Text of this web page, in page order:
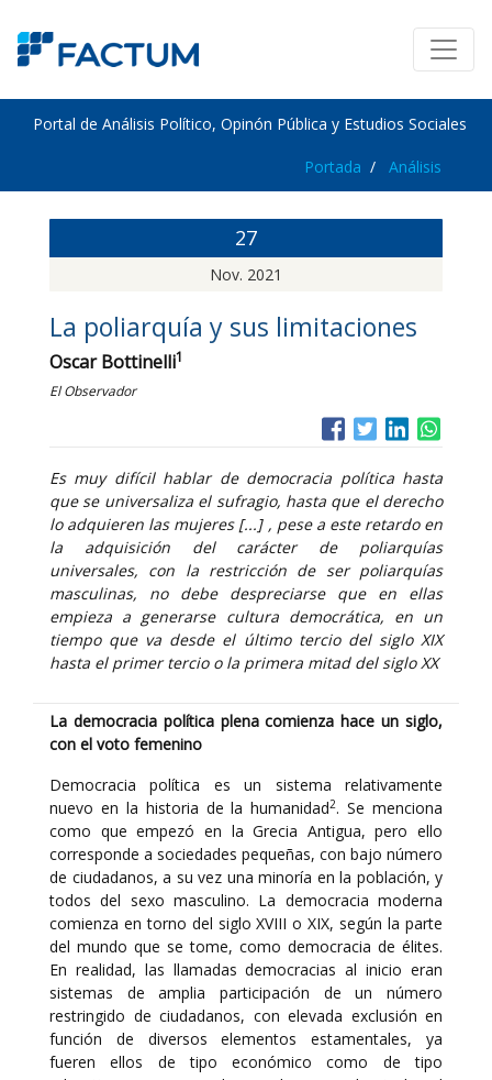
Portal de Análisis Político, Opinón Pública y Estudios Sociales
Portada Análisis
27
Nov. 2021
La poliarquía y sus limitaciones
Oscar Bottinelli1
El Observador
Es muy difícil hablar de democracia política hasta
que se universaliza el sufragio, hasta que el derecho
lo adquieren las mujeres [...] , pese a este retardo en
la adquisición del carácter de poliarquías
universales, con la restricción de ser poliarquías
masculinas, no debe despreciarse que en ellas
empieza a generarse cultura democrática, en un
tiempo que va desde el último tercio del siglo XIX
hasta el primer tercio o la primera mitad del siglo XX
La democracia política plena comienza hace un siglo,
con el voto femenino
Democracia política es un sistema relativamente
nuevo en la historia de la humanidad2. Se menciona
como que empezó en la Grecia Antigua, pero ello
corresponde a sociedades pequeñas, con bajo número
de ciudadanos, a su vez una minoría en la población, y
todos del sexo masculino. La democracia moderna
comienza en torno del siglo XVIII o XIX, según la parte
del mundo que se tome, como democracia de élites.
En realidad, las llamadas democracias al inicio eran
sistemas de amplia participación de un número
restringido de ciudadanos, con elevada exclusión en
función de diversos elementos estamentales, ya
fueren ellos de tipo económico como de tipo